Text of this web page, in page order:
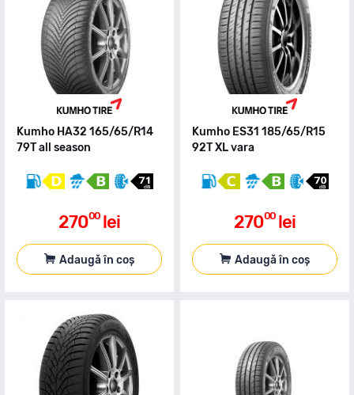
Kumho HA32 165/65/R14
79T all season
27000 lei
Adaugă în coș
Kumho ES31 185/65/R15
92T XL vara
27000 lei
Adaugă în coș